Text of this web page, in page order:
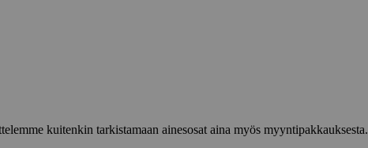
kuitenkin tarkistamaan ainesosat aina myös myyntipakkauksesta.